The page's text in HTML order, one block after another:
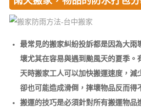
最常見的搬家糾紛投訴都是因為大雨
壞尤其在容易與遇到颱風天的夏季。
天時搬家工人可以加快搬運速度，減
卻也可能造成滑倒，摔壞物品反而得
搬運的技巧是必須針對所有搬運物品